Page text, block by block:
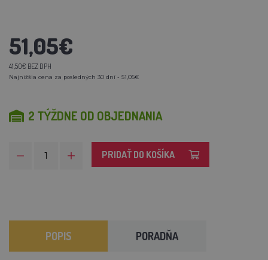
51,05€
41,50€ BEZ DPH
Najnižšia cena za posledných 30 dní - 51,05€
2 TÝŽDNE OD OBJEDNANIA
PRIDAŤ DO KOŠÍKA
POPIS PORADŇA